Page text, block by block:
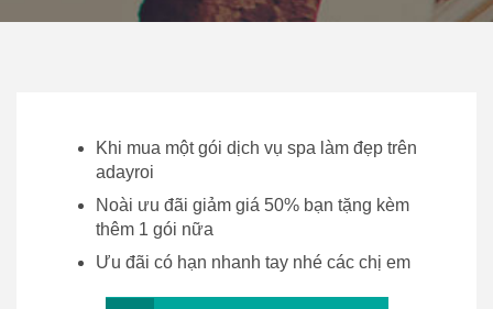
Khi mua một gói dịch vụ spa làm đẹp trên
adayroi
Noài ưu đãi giảm giá 50% bạn tặng kèm
thêm 1 gói nữa
Ưu đãi có hạn nhanh tay nhé các chị em